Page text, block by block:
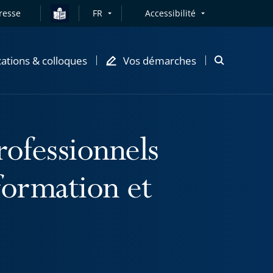
FR Accessibilité
& colloques Vos démarches
Ouvrir
et